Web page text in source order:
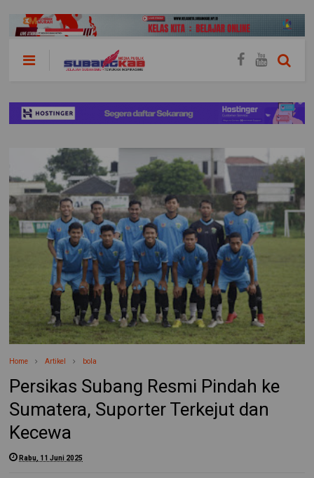
Home Artikel bola
Persikas Subang Resmi Pindah ke
Sumatera, Suporter Terkejut dan
Kecewa
Rabu, 11 Juni 2025